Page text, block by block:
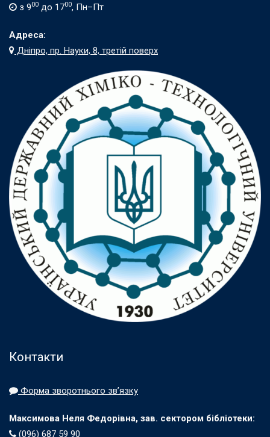
з 900 до 1700, Пн–Пт
Адреса:
Дніпро, пр. Науки, 8, третій поверх
Контакти
Форма зворотнього зв’язку
Максимова Неля Федорівна, зав. сектором бібліотеки:
(096) 687 59 90